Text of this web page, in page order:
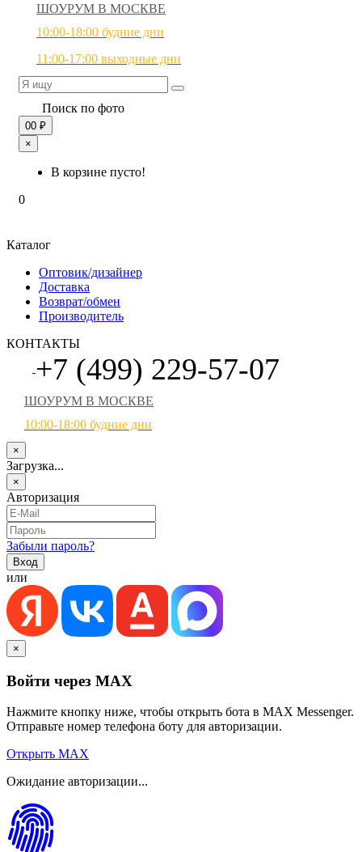
ШОУРУМ В МОСКВЕ
10:00-18:00 будние дни
11:00-17:00 выходные дни
Поиск по фото
00 ₽
×
В корзине пусто!
0
Каталог
Оптовик/дизайнер
Доставка
Возврат/обмен
Производитель
КОНТАКТЫ
+7 (499) 229-57-07
ШОУРУМ В МОСКВЕ
10:00-18:00 будние дни
×
Загрузка...
×
Авторизация
Забыли пароль?
или
×
Войти через MAX
Нажмите кнопку ниже, чтобы открыть бота в MAX Messenger.
Отправьте номер телефона боту для авторизации.
Открыть MAX
Ожидание авторизации...